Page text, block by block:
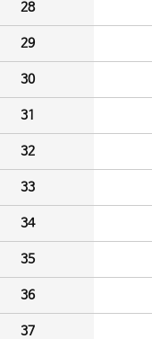
28
29
30
31
32
33
34
35
36
37